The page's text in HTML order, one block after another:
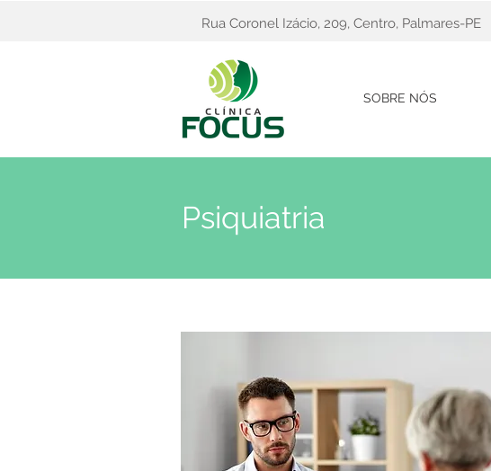
Rua Coronel Izácio, 209, Centro, Palmares-PE
SOBRE NÓS
Psiquiatria